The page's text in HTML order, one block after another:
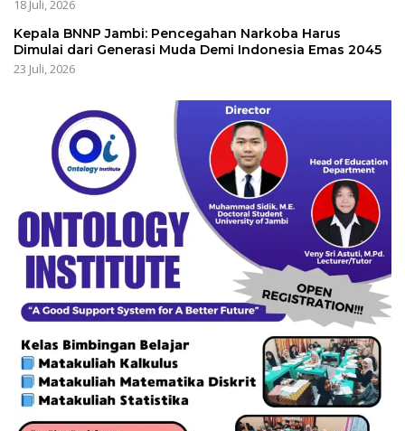
18 Juli, 2026
Kepala BNNP Jambi: Pencegahan Narkoba Harus
Dimulai dari Generasi Muda Demi Indonesia Emas 2045
23 Juli, 2026